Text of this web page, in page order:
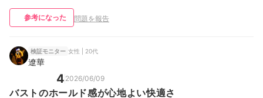
参考になった 問題を報告
検証モニター 女性 | 20代
遼華
4 2026/06/09
バストのホールド感が心地よい快適さ